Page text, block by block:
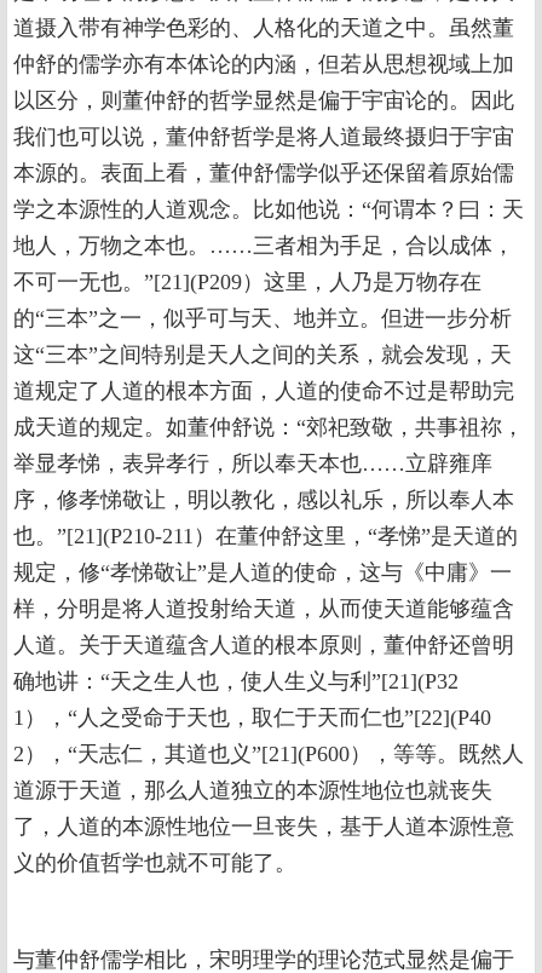
道摄入带有神学色彩的、人格化的天道之中。虽然董
仲舒的儒学亦有本体论的内涵，但若从思想视域上加
以区分，则董仲舒的哲学显然是偏于宇宙论的。因此
我们也可以说，董仲舒哲学是将人道最终摄归于宇宙
本源的。表面上看，董仲舒儒学似乎还保留着原始儒
学之本源性的人道观念。比如他说：“何谓本？曰：天
地人，万物之本也。……三者相为手足，合以成体，
不可一无也。”[21](P209）这里，人乃是万物存在
的“三本”之一，似乎可与天、地并立。但进一步分析
这“三本”之间特别是天人之间的关系，就会发现，天
道规定了人道的根本方面，人道的使命不过是帮助完
成天道的规定。如董仲舒说：“郊祀致敬，共事祖祢，
举显孝悌，表异孝行，所以奉天本也……立辟雍庠
序，修孝悌敬让，明以教化，感以礼乐，所以奉人本
也。”[21](P210-211）在董仲舒这里，“孝悌”是天道的
规定，修“孝悌敬让”是人道的使命，这与《中庸》一
样，分明是将人道投射给天道，从而使天道能够蕴含
人道。关于天道蕴含人道的根本原则，董仲舒还曾明
确地讲：“天之生人也，使人生义与利”[21](P32
1），“人之受命于天也，取仁于天而仁也”[22](P40
2），“天志仁，其道也义”[21](P600），等等。既然人
道源于天道，那么人道独立的本源性地位也就丧失
了，人道的本源性地位一旦丧失，基于人道本源性意
义的价值哲学也就不可能了。
与董仲舒儒学相比，宋明理学的理论范式显然是偏于